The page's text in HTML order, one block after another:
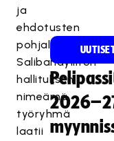
ja
ehdotusten
pohjalta
Salibandyliiton
hallituksen
nimeämä
työryhmä
laatii